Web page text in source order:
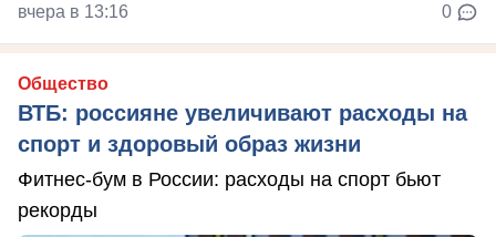
вчера в 13:16 0
Общество
ВТБ: россияне увеличивают расходы на
спорт и здоровый образ жизни
Фитнес-бум в России: расходы на спорт бьют
рекорды